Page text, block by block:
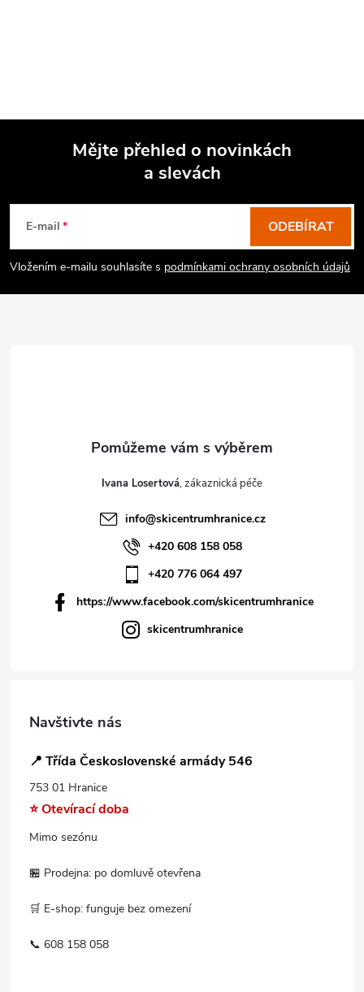
Mějte přehled o novinkách
a slevách
E-mail
Vložením e-mailu souhlasíte s podmínkami ochrany osobních údajů
ODEBÍRAT
Ivana Losertová
info@skicentrumhranice.cz
+420 608 158 058
+420 776 064 497
https://www.facebook.com/skicentrumhranice
skicentrumhranice
Navštivte nás
📍 Třída Československé armády 546
753 01 Hranice
⭐ Otevírací doba
Mimo sezónu
🏪 Prodejna: po domluvě otevřena
🛒 E-shop: funguje bez omezení
📞 608 158 058